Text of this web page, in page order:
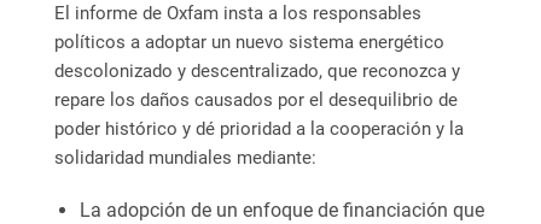
El informe de Oxfam insta a los responsables
políticos a adoptar un nuevo sistema energético
descolonizado y descentralizado, que reconozca y
repare los daños causados por el desequilibrio de
poder histórico y dé prioridad a la cooperación y la
solidaridad mundiales mediante:
La adopción de un enfoque de financiación que